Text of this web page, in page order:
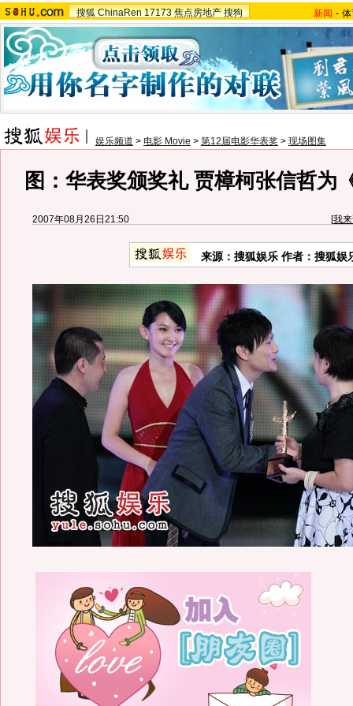
搜狐 ChinaRen 17173 焦点房地产 搜狗 新闻 -
娱乐频道 > 电影 Movie > 第12届电影华表奖 > 现场图集
图：华表奖颁奖礼 贾樟柯张信哲为
2007年08月26日21:50 [我
来源：搜狐娱乐 作者：搜狐娱